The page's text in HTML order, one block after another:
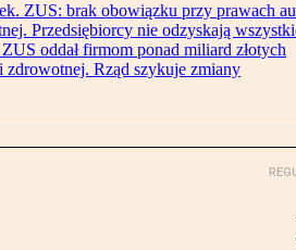
ZUS: brak obowiązku przy prawach
Przedsiębiorcy nie odzyskają
oddał firmom ponad miliard złotych
zdrowotnej. Rząd szykuje zmiany